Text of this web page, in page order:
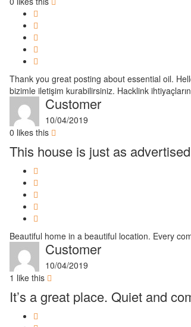
Thank you great posting about essential oil.
bizimle iletişim kurabilirsiniz. Hacklink
Customer
10/04/2019
0 likes this
This house is just as
Beautiful home in a beautiful location. Every
Customer
10/04/2019
1 like this
It’s a great place. Quiet and